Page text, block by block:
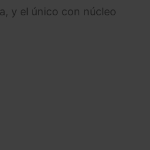
y el único con núcleo